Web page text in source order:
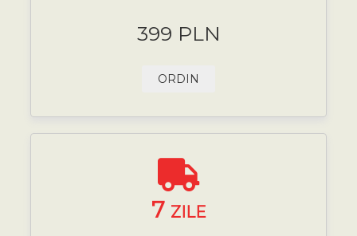
399 PLN
ORDIN
7 ZILE